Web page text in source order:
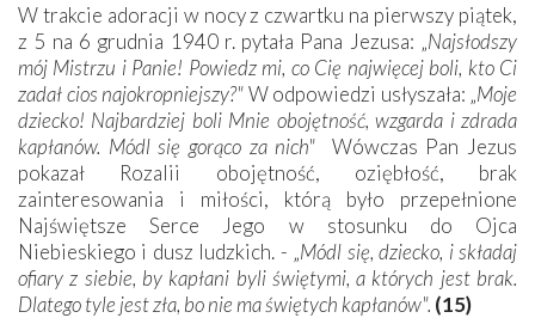
W trakcie adoracji w nocy z czwartku na pierwszy piątek,
z 5 na 6 grudnia 1940 r. pytała Pana Jezusa: „Najsłodszy
mój Mistrzu i Panie! Powiedz mi, co Cię najwięcej boli, kto Ci
zadał cios najokropniejszy?"W odpowiedzi usłyszała: „Moje
dziecko! Najbardziej boli Mnie obojętność, wzgarda i zdrada
kapłanów. Módl się gorąco za nich" Wówczas Pan Jezus
pokazał Rozalii obojętność, oziębłość, brak
zainteresowania i miłości, którą było przepełnione
Najświętsze Serce Jego w stosunku do Ojca
Niebieskiego i dusz ludzkich. - „Módl się, dziecko, i składaj
ofiary z siebie, by kapłani byli świętymi, a których jest brak.
Dlatego tyle jest zła, bo nie ma świętych kapłanów". (15)